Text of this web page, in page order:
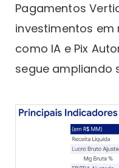
Pagamentos
investimentos em
como IA e Pix
segue ampliando